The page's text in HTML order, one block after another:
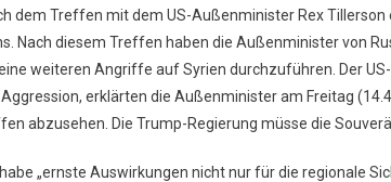
dem Treffen mit dem US-Außenminister Rex
Nach diesem Treffen haben die Außenminister von
weiteren Angriffe auf Syrien durchzuführen. Der
erklärten die Außenminister am Freitag
abzusehen. Die Trump-Regierung müsse die
„ernste Auswirkungen nicht nur für die regionale